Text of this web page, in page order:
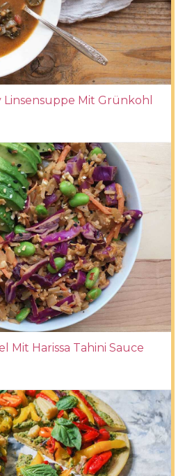
Mit Grünkohl
Mit Harissa Tahini Sauce